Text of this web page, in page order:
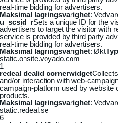
real-time bidding for advertisers.
Maksimal lagringsvarighet:
u_scsid_rSets a unique ID for the
advertisers to target the visitor with
service is provided by third party
real-time bidding for advertisers.
Maksimal lagringsvarighet: Økt
static.onsite.voyado.com
1
redeal-dealid-cornerwidget
and/or interaction with web-
campaign-platform used by website
products.
Maksimal lagringsvarighet:
static.redeal.se
6